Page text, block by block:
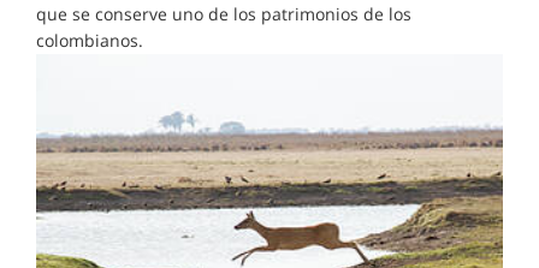
que se conserve uno de los patrimonios de los
colombianos.